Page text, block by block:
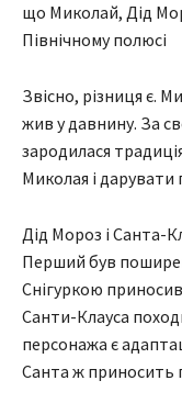
що Миколай, Дід
Північному полюсі
Звісно, різниця є.
жив у давнину. За
зародилася
Миколая і дарувати
Дід Мороз і Санта-
Перший був
Снігуркою
Санти-Клауса
персонажа є
Санта ж приносить